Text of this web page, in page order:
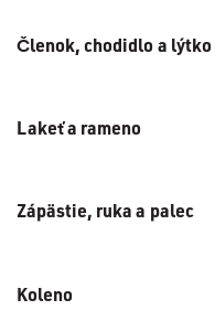
Členok, chodidlo a lýtko
Lakeť a rameno
Zápästie, ruka a palec
Koleno